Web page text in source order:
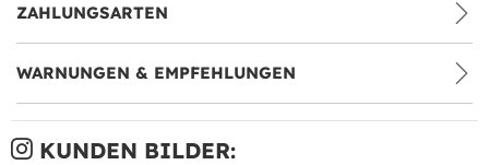
ZAHLUNGSARTEN
WARNUNGEN & EMPFEHLUNGEN
KUNDEN BILDER: